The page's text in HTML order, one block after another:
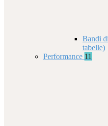
Bandi
tabelle)
Performance 11